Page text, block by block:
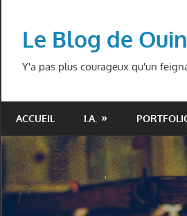
contentLe Blog de
Y'a pas plus courageux qu'un
ACCUEIL I.A.